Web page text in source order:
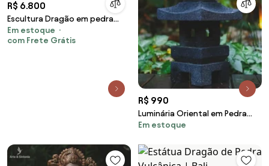
R$ 6.800
Escultura Dragão em pedra
"Green Stone"
Em estoque
com Frete Grátis
R$ 990
Luminária Oriental em Pedra
45cm
Em estoque